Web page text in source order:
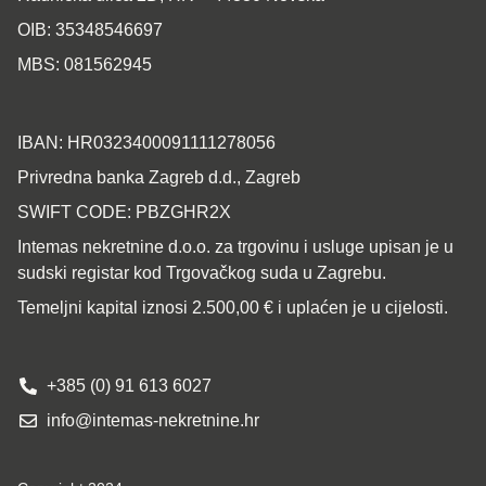
OIB: 35348546697
MBS: 081562945
IBAN: HR0323400091111278056
Privredna banka Zagreb d.d., Zagreb
SWIFT CODE: PBZGHR2X
Intemas nekretnine d.o.o. za trgovinu i usluge upisan je u
sudski registar kod Trgovačkog suda u Zagrebu.
Temeljni kapital iznosi 2.500,00 € i uplaćen je u cijelosti.
+385 (0) 91 613 6027
info@intemas-nekretnine.hr